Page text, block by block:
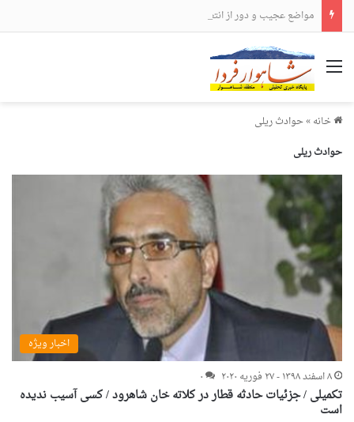
مواضع عجیب و دور از انتظار علی لاریجانی
منو
خانه»حوادث ریلی
حوادث ریلی
اخبار ویژه
۸ اسفند ۱۳۹۸ - ۲۷ فوریه ۲۰۲۰
۰
تکمیلی / جزئیات حادثه قطار در کلاته خان شاهرود / کسی آسیب ندیده
است